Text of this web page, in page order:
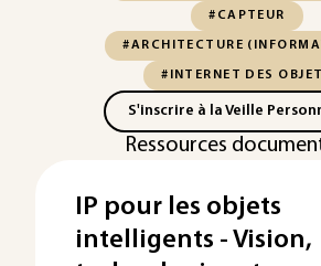
#CAPTEUR
#ARCHITECTURE
#INTERNET DES
S'inscrire à la Veille
Ressources
IP pour les objets
intelligents - Vision,